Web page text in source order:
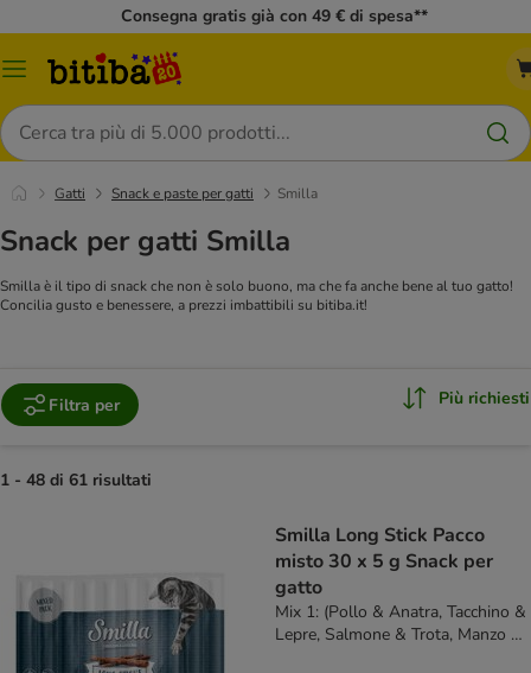
Consegna gratis già con 49 € di spesa**
Overview
Cerca
Gatti Snack e paste per gatti Smilla
Snack per gatti Smilla
Smilla è il tipo di snack che non è solo buono, ma che fa anche bene al tuo gatto!
Concilia gusto e benessere, a prezzi imbattibili su bitiba.it!
Filtra per Più richiesti
1 - 48 di 61 risultati
Smilla Long Stick Pacco
misto 30 x 5 g Snack per
gatto
Mix 1: (Pollo & Anatra, Tacchino &
Lepre, Salmone & Trota, Manzo &